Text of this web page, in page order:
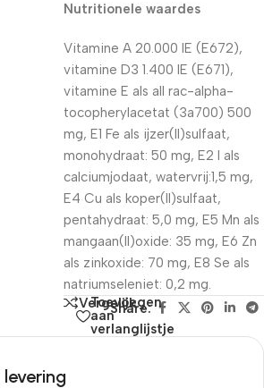
Nutritionele waardes
Vitamine A 20.000 IE (E672),
vitamine D3 1.400 IE (E671),
vitamine E als all rac-alpha-
tocopherylacetat (3a700) 500
mg, E1 Fe als ijzer(II)sulfaat,
monohydraat: 50 mg, E2 I als
calciumjodaat, watervrij:1,5 mg,
E4 Cu als koper(II)sulfaat,
pentahydraat: 5,0 mg, E5 Mn als
mangaan(II)oxide: 35 mg, E6 Zn
als zinkoxide: 70 mg, E8 Se als
natriumseleniet: 0,2 mg.
Vergelijk
Toevoegen
aan
verlanglijstje
Share: